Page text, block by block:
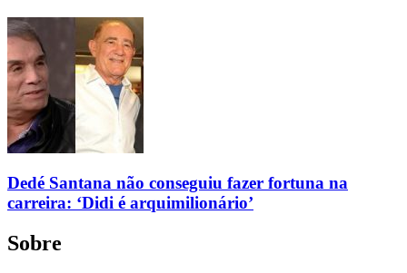
Dedé Santana não conseguiu fazer fortuna na
carreira: ‘Didi é arquimilionário’
Sobre